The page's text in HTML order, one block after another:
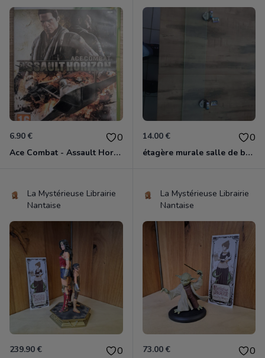
6.90 € 0
Ace Combat - Assault Horizon Xbox 360
14.00 € 0
étagère murale salle de bain
La Mystérieuse Librairie
Nantaise
239.90 € 0
La Mystérieuse Librairie
Nantaise
73.00 € 0